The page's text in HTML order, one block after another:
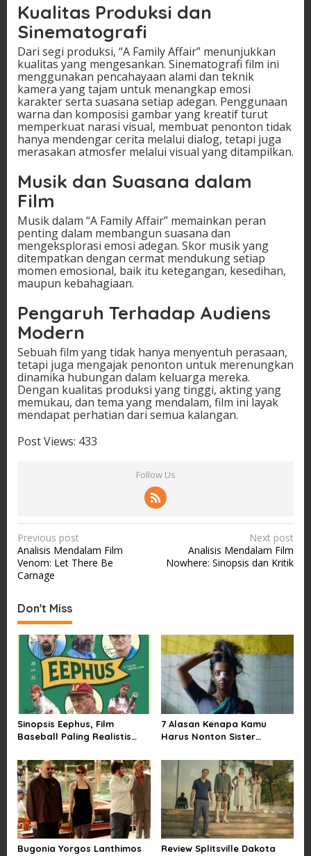
Kualitas Produksi dan
Sinematografi
Dari segi produksi, “A Family Affair” menunjukkan
kualitas yang mengesankan. Sinematografi film ini
menggunakan pencahayaan alami dan teknik
kamera yang tajam untuk menangkap emosi
karakter serta suasana setiap adegan. Penggunaan
warna dan komposisi gambar yang kreatif turut
memperkuat narasi visual, membuat penonton tidak
hanya mendengar cerita melalui dialog, tetapi juga
merasakan atmosfer melalui visual yang ditampilkan.
Musik dan Suasana dalam
Film
Musik dalam “A Family Affair” memainkan peran
penting dalam membangun suasana dan
mengeksplorasi emosi adegan. Skor musik yang
ditempatkan dengan cermat mendukung setiap
momen emosional, baik itu ketegangan, kesedihan,
maupun kebahagiaan.
Pengaruh Terhadap Audiens
Modern
Sebuah film yang tidak hanya menyentuh perasaan,
tetapi juga mengajak penonton untuk merenungkan
dinamika hubungan dalam keluarga mereka.
Dengan kualitas produksi yang tinggi, akting yang
memukau, dan tema yang mendalam, film ini layak
mendapat perhatian dari semua kalangan.
Post Views: 433
Follow Us
P
o
s
n
a
g
a
t
o
n
Previous post
Analisis Mendalam Film
Venom: Let There Be
Carnage
Next post
Analisis Mendalam Film
Nowhere: Sinopsis dan Kritik
Don't Miss
Sinopsis Eephus, Film
Baseball Paling Realistis
7 Alasan Kenapa Kamu
Harus Nonton Sister
Bugonia Yorgos Lanthimos
Review Splitsville Dakota